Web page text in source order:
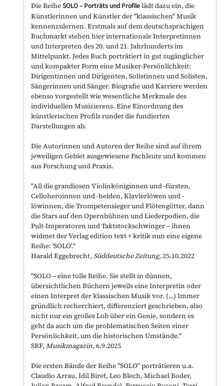
Die ReiheSOLO–Porträts und Profilelädt dazu ein, die
Künstlerinnen und Künstler der "klassischen" Musik
kennenzulernen. Erstmals auf dem deutschsprachigen
Buchmarkt stehen hier internationale Interpretinnen
und Interpreten des 20. und 21. Jahrhunderts im
Mittelpunkt. Jedes Buch porträtiert in gut zugänglicher
und kompakter Form eine Musiker-Persönlichkeit:
Dirigentinnen und Dirigenten, Solistinnen und Solisten,
Sängerinnen und Sänger. Biografie und Karriere werden
ebenso vorgestellt wie wesentliche Merkmale des
individuellen Musizierens. Eine Einordnung des
künstlerischen Profils rundet die fundierten
Darstellungen ab.
Die Autorinnen und Autoren der Reihe sind auf ihrem
jeweiligen Gebiet ausgewiesene Fachleute und kommen
aus Forschung und Praxis.
"All die grandiosen Violinköniginnen und -fürsten,
Celloheroinnen und -helden, Klavierlöwen und -
löwinnen, die Trompetensieger und Flötengötter, dann
die Stars auf den Opernbühnen und Liederpodien, die
Pult-Imperatoren und Taktstockschwinger–ihnen
widmet der Verlag edition text + kritik nun eine eigene
Reihe: 'SOLO'."
Harald Eggebrecht,Süddeutsche Zeitung, 25.10.2022
"SOLO – eine tolle Reihe. Sie stellt in dünnen,
übersichtlichen Büchern jeweils eine Interpretin oder
einen Interpret der klassischen Musik vor. (…) Immer
gründlich recherchiert, differenziert geschrieben, also
nicht nur ein großes Lob über ein Genie, sondern es
geht da auch um die problematischen Seiten einer
Persönlichkeit, um die historischen Umstände."
SRF,Musikmagazin, 6.9.2025
Die ersten Bände der Reihe "SOLO" porträtieren u.a.
Claudio Arrau, Idil Biret, Leo Blech, Michael Boder,